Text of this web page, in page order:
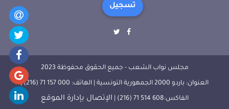
تسجيل
مجلس نواب الشعب - جميع الحقوق محفوظة 2023
العنوان: باردو 2000 الجمهورية التونسية | الهاتف: 000 157 71 (216) |
الفاكس:608 514 71 (216) | الإتصال بإدارة الموقع